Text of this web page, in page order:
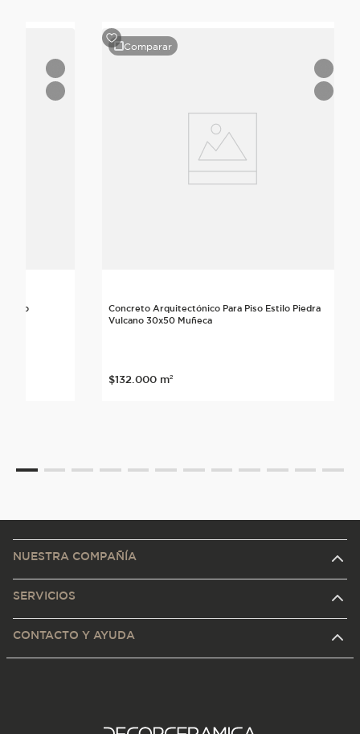
Estilo
Comparar
Concreto Arquitectónico Para Piso Estilo Piedra
Vulcano 30x50 Muñeca
$132.000 m²
NUESTRA COMPAÑÍA
SERVICIOS
CONTACTO Y AYUDA